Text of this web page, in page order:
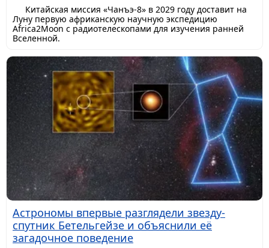
Китайская миссия «Чанъэ-8» в 2029 году доставит на
Луну первую африканскую научную экспедицию
Africa2Moon с радиотелескопами для изучения ранней
Вселенной.
Астрономы впервые разглядели звезду-
спутник Бетельгейзе и объяснили её
загадочное поведение